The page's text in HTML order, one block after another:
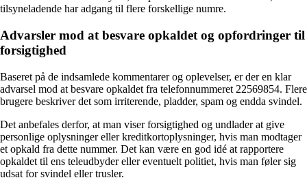
tilsyneladende har adgang til flere forskellige numre.
Advarsler mod at besvare opkaldet og opfordringer til
forsigtighed
Baseret på de indsamlede kommentarer og oplevelser, er der en klar
advarsel mod at besvare opkaldet fra telefonnummeret 22569854. Flere
brugere beskriver det som irriterende, pladder, spam og endda svindel.
Det anbefales derfor, at man viser forsigtighed og undlader at give
personlige oplysninger eller kreditkortoplysninger, hvis man modtager
et opkald fra dette nummer. Det kan være en god idé at rapportere
opkaldet til ens teleudbyder eller eventuelt politiet, hvis man føler sig
udsat for svindel eller trusler.